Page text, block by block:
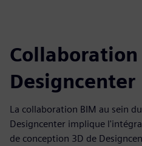
Collaboration
Designcenter
La collaboration BIM au sein
Designcenter implique
de conception 3D de